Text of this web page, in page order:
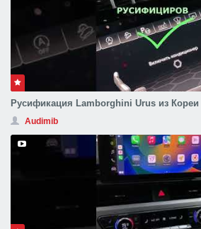
Русификация Lamborghini Urus из Кореи
Audimib